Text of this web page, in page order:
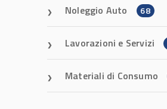
Noleggio Auto 68
Lavorazioni e Servizi
Materiali di Consumo